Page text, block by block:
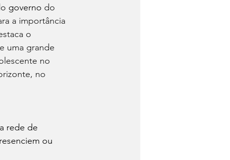
governo do
a importância
o
uma grande
no
no
rede de
ou